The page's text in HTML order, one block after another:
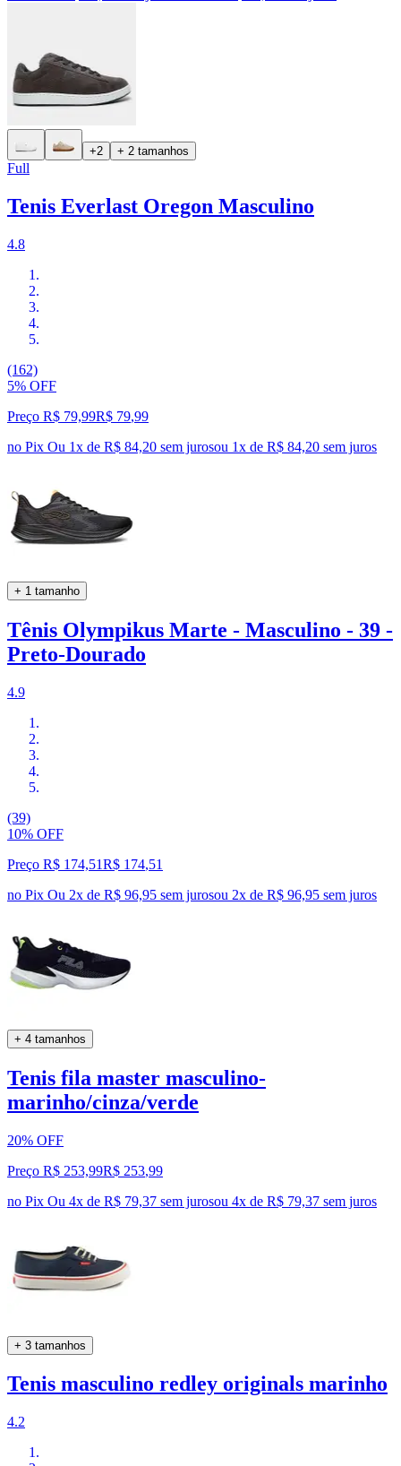
+2 + 2 tamanhos
Full
Tenis Everlast Oregon Masculino
4.8
(162)
5% OFF
Preço R$ 79,99R$ 79,99
no Pix Ou 1x de R$ 84,20 sem jurosou 1x de R$ 84,20 sem juros
+ 1 tamanho
Tênis Olympikus Marte - Masculino - 39 -
Preto-Dourado
4.9
(39)
10% OFF
Preço R$ 174,51R$ 174,51
no Pix Ou 2x de R$ 96,95 sem jurosou 2x de R$ 96,95 sem juros
+ 4 tamanhos
Tenis fila master masculino-
marinho/cinza/verde
20% OFF
Preço R$ 253,99R$ 253,99
no Pix Ou 4x de R$ 79,37 sem jurosou 4x de R$ 79,37 sem juros
+ 3 tamanhos
Tenis masculino redley originals marinho
4.2